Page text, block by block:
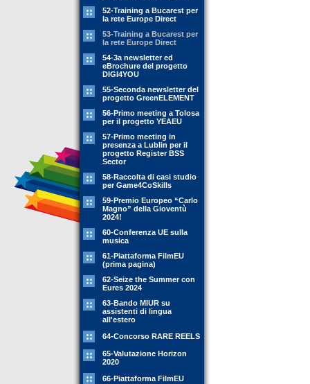
52-Training a Bucarest per
la rete Europe Direct
53-Training a Bucarest per
la rete Europe Direct
54-3a newsletter ed
eBrochure del progetto
DIGI4YOU
55-Seconda newsletter del
progetto GreenELEMENT
56-Primo meeting a Tolosa
per il progetto YEAEU
57-Primo meeting in
presenza a Lublin per il
progetto Register BSS
Sector
58-Raccolta di casi studio
per Game4CoSkills
59-Premio Europeo “Carlo
Magno” della Gioventù
2024!
60-Conferenza UE sulla
musica
61-Piattaforma FilmEU
(prima pagina)
62-Seize the Summer con
Eures 2024
63-Bando MIUR su
assistenti di lingua
all'estero
64-Concorso RARE REELS
65-Valutazione Horizon
2020
66-Piattaforma FilmEU